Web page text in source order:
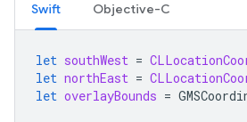
Swift Objective-C
let southWest =
let northEast =
let overlayBounds =